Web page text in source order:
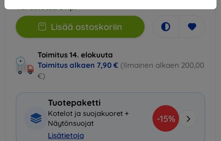
Varastossa 3 kpl
Lisää ostoskoriin
Toimitus 14. elokuuta
Toimitus alkaen 7,90 € (Ilmainen alkaen 200,00
€)
Tuotepaketti
Kotelot ja suojakuoret +
Näytönsuojat
Lisätietoja
-15%